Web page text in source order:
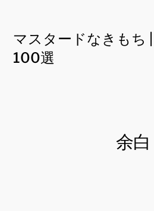
マスタードなきもち
100選
余白